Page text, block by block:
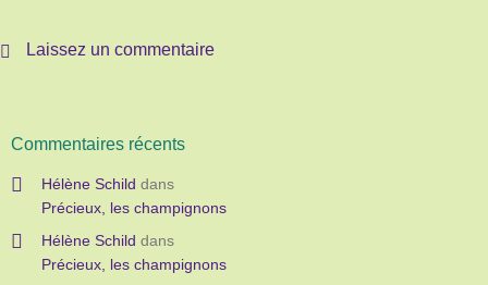
Laissez un commentaire
Commentaires récents
Hélène Schild dans
Précieux, les champignons
Hélène Schild dans
Précieux, les champignons